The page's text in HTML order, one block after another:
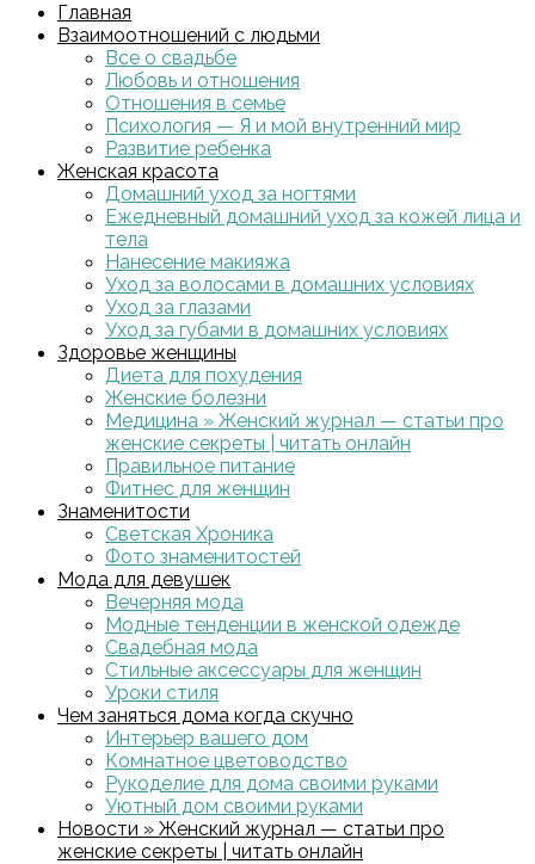
Главная
Взаимоотношений с людьми
Все о свадьбе
Любовь и отношения
Отношения в семье
Психология — Я и мой внутренний мир
Развитие ребенка
Женская красота
Домашний уход за ногтями
Ежедневный домашний уход за кожей лица и
тела
Нанесение макияжа
Уход за волосами в домашних условиях
Уход за глазами
Уход за губами в домашних условиях
Здоровье женщины
Диета для похудения
Женские болезни
Медицина » Женский журнал — статьи про
женские секреты | читать онлайн
Правильное питание
Фитнес для женщин
Знаменитости
Светская Хроника
Фото знаменитостей
Мода для девушек
Вечерняя мода
Модные тенденции в женской одежде
Свадебная мода
Стильные аксессуары для женщин
Уроки стиля
Чем заняться дома когда скучно
Интерьер вашего дом
Комнатное цветоводство
Рукоделие для дома своими руками
Уютный дом своими руками
Новости » Женский журнал — статьи про
женские секреты | читать онлайн